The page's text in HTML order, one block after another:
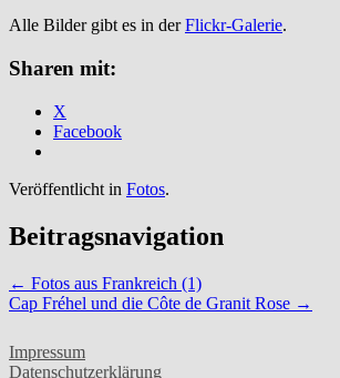
Alle Bilder gibt es in derFlickr-Galerie.
Sharen mit:
X
Facebook
Veröffentlicht in Fotos.
Beitragsnavigation
← Fotos aus Frankreich (1)
Cap Fréhel und die Côte de Granit Rose →
Impressum
Datenschutzerklärung